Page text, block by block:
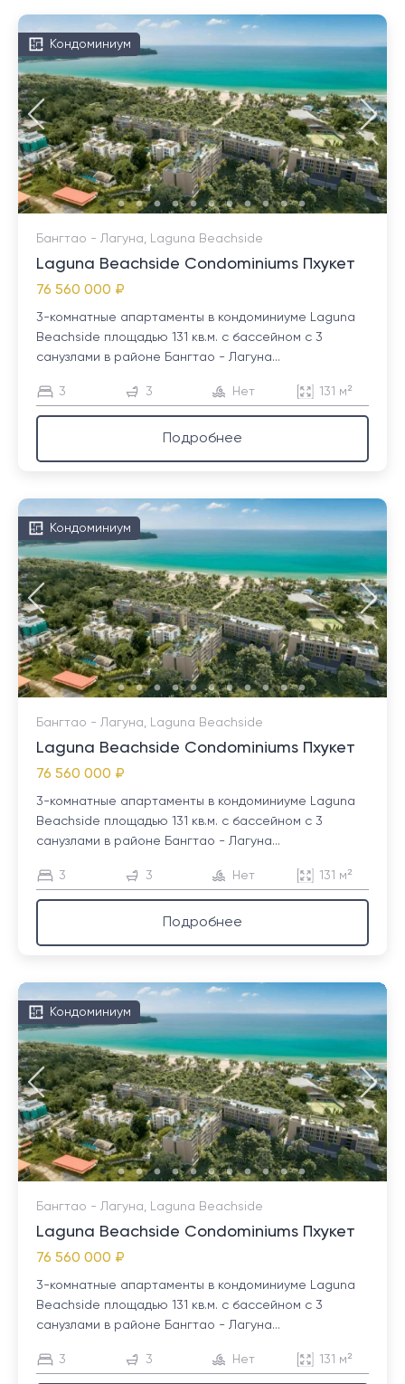
Кондоминиум
Бангтао - Лагуна, Laguna Beachside
Laguna Beachside Condominiums Пхукет
76 560 000 ₽
3-комнатные апартаменты в кондоминиуме Laguna
Beachside площадью 131 кв.м. с бассейном с 3
санузлами в районе Бангтао - Лагуна...
3 3 Нет 131 м²
Подробнее
Кондоминиум
Бангтао - Лагуна, Laguna Beachside
Laguna Beachside Condominiums Пхукет
76 560 000 ₽
3-комнатные апартаменты в кондоминиуме Laguna
Beachside площадью 131 кв.м. с бассейном с 3
санузлами в районе Бангтао - Лагуна...
3 3 Нет 131 м²
Подробнее
Кондоминиум
Бангтао - Лагуна, Laguna Beachside
Laguna Beachside Condominiums Пхукет
76 560 000 ₽
3-комнатные апартаменты в кондоминиуме Laguna
Beachside площадью 131 кв.м. с бассейном с 3
санузлами в районе Бангтао - Лагуна...
3 3 Нет 131 м²